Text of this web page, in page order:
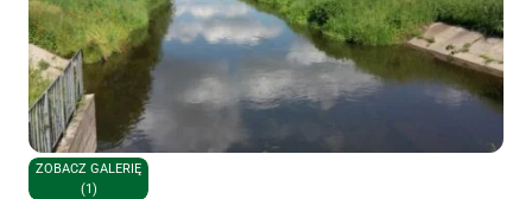
ZOBACZ GALERIĘ
(1)